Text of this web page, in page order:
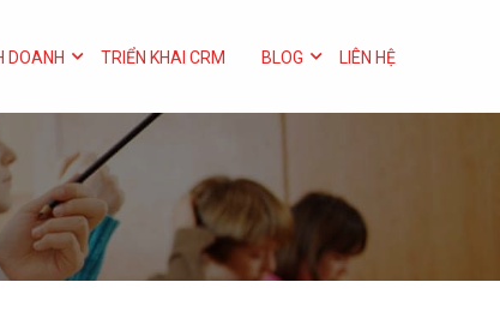
DOANH TRIỂN KHAI CRM BLOG LIÊN HỆ